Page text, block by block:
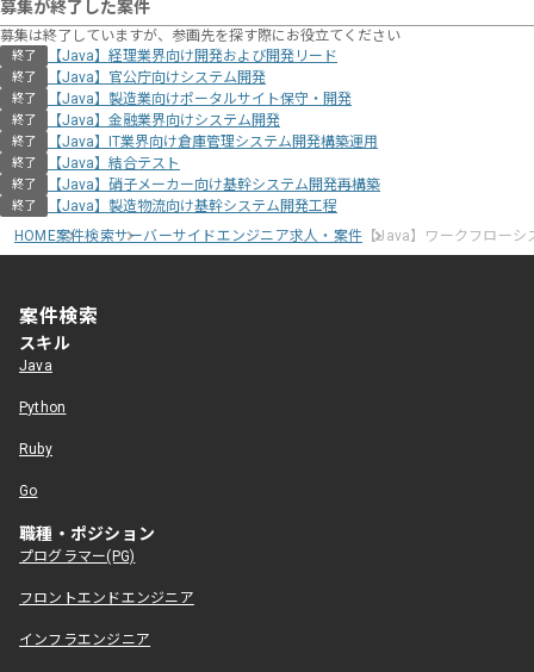
募集が終了した案件
募集は終了していますが、参画先を探す際にお役立てください
終了 【Java】経理業界向け開発および開発リード
終了 【Java】官公庁向けシステム開発
終了 【Java】製造業向けポータルサイト保守・開発
終了 【Java】金融業界向けシステム開発
終了 【Java】IT業界向け倉庫管理システム開発構築運用
終了 【Java】結合テスト
終了 【Java】硝子メーカー向け基幹システム開発再構築
終了
【Java】製造物流向け基幹システム開発工程
HOME案件検索サーバーサイドエンジニア求人・案件 【Java】ワークフロー
案件検索
スキル
Java
Python
Ruby
Go
職種・ポジション
プログラマー(PG)
フロントエンドエンジニア
インフラエンジニア